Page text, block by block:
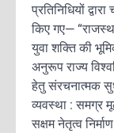
प्रतिनिधियों
किए गए—
युवा शक्ति की
अनुरूप राज्य
हेतु संरचनात्मक
व्यवस्था : समग्र
सक्षम नेतृत्व